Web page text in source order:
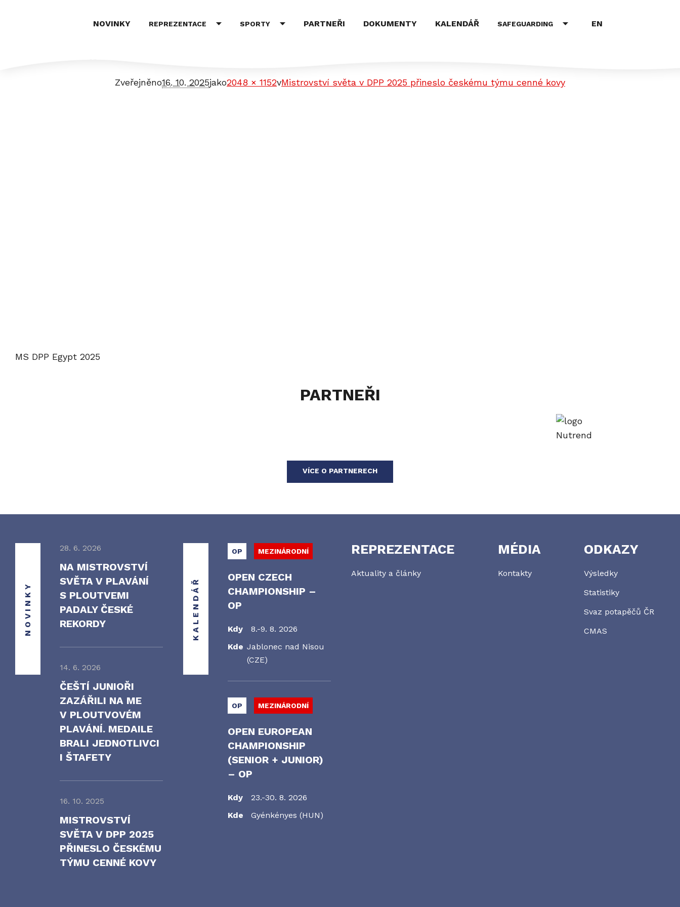
NOVINKY REPREZENTACE SPORTY PARTNEŘI DOKUMENTY KALENDÁŘ SAFEGUARDING EN
Zveřejněno16. 10. 2025jako2048 × 1152vMistrovství světa v DPP 2025 přineslo českému týmu cenné kovy
MS DPP Egypt 2025
PARTNEŘI
VÍCE O PARTNERECH
NOVINKY
28. 6. 2026
NA MISTROVSTVÍ
SVĚTA V PLAVÁNÍ
S PLOUTVEMI
PADALY ČESKÉ
REKORDY
14. 6. 2026
ČEŠTÍ JUNIOŘI
ZAZÁŘILI NA ME
V PLOUTVOVÉM
PLAVÁNÍ. MEDAILE
BRALI JEDNOTLIVCI
I ŠTAFETY
16. 10. 2025
MISTROVSTVÍ
SVĚTA V DPP 2025
PŘINESLO ČESKÉMU
TÝMU CENNÉ KOVY
KALENDÁŘ
OP MEZINÁRODNÍ
OPEN CZECH
CHAMPIONSHIP –
OP
Kdy
8.-9. 8. 2026
Kde Jablonec nad Nisou
(CZE)
OP MEZINÁRODNÍ
OPEN EUROPEAN
CHAMPIONSHIP
(SENIOR + JUNIOR)
– OP
Kdy
23.-30. 8. 2026
Kde
Gyénkényes (HUN)
REPREZENTACE
Aktuality a články
MÉDIA
Kontakty
ODKAZY
Výsledky
Statistiky
Svaz potapěčů ČR
CMAS